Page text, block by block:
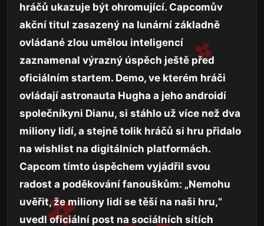
hráčů ukazuje být ohromující. Capcomův
akční titul zasazený na lunární základně
ovládané zlou umělou inteligencí
zaznamenal výrazný úspěch ještě před
oficiálním startem. Demo, ve kterém hráči
ovládají astronauta Hugha a jeho androidí
společníkyni Dianu, si stáhlo už více než dva
miliony lidí, a stejně tolik hráčů si hru přidalo
na wishlist na digitálních platformách.
Capcom tímto úspěchem vyjádřil svou
radost a poděkování fanouškům: „Nemohu
uvěřit, že miliony lidí se těší na naši hru,“
uvedl oficiální post na sociálních sítích